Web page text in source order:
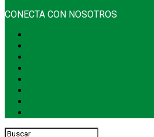
CONECTA CON NOSOTROS